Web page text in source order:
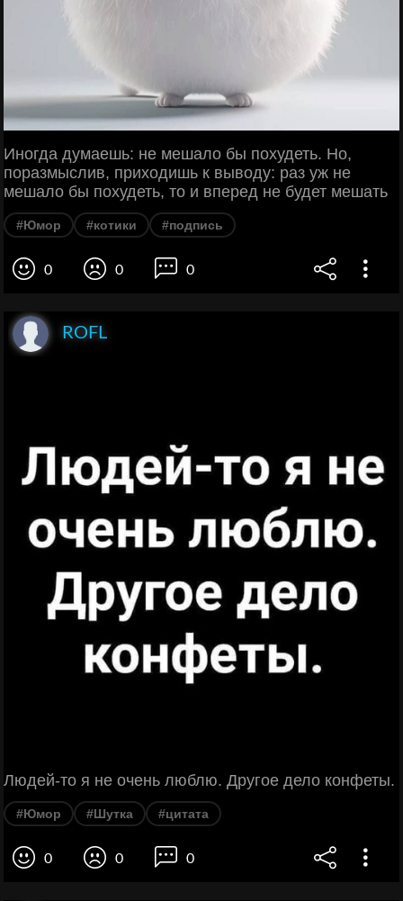
Иногда думаешь: не мешало бы похудеть. Но,
поразмыслив, приходишь к выводу: раз уж не
мешало бы похудеть, то и вперед не будет мешать
#Юмор #котики #подпись
0 0 0
ROFL
Людей-то я не очень люблю. Другое дело конфеты.
#Юмор #Шутка #цитата
0 0 0